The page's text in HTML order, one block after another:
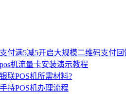
付满5减5开启大规模二维码支付回
机流量卡安装演示教程
联POS机所需材料?
持POS机办理流程